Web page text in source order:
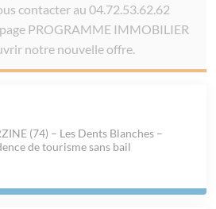
contacter au 04.72.53.62.62
PROGRAMME IMMOBILIER
notre nouvelle offre.
(74) – Les Dents Blanches –
de tourisme sans bail